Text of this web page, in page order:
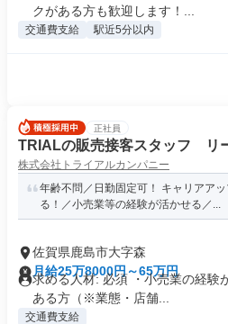
クがある方も歓迎します！...
交通費支給 駅近5分以内
正社員
TRIALの販売接客スタッフ リ
株式会社トライアルカンパニー
年齢不問／日勤固定可！ キャリアア
る！／小売業等の経験が活かせる／...
佐賀県鹿島市大字森
月給25万8000円～65万円
求める人材: 必須 ・小売業の経験
ある方（※業態・店舗...
交通費支給